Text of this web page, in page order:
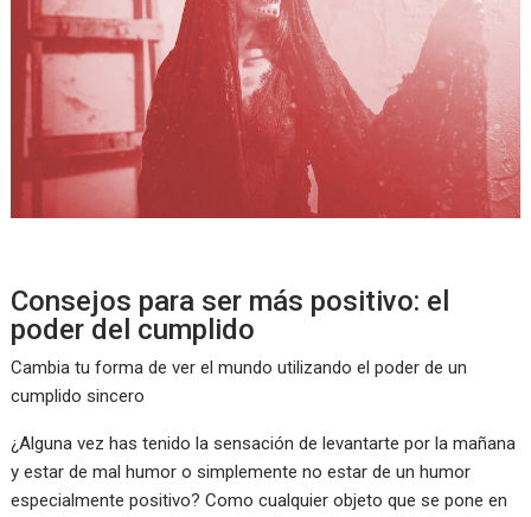
Consejos para ser más positivo: el
poder del cumplido
Cambia tu forma de ver el mundo utilizando el poder de un
cumplido sincero
¿Alguna vez has tenido la sensación de levantarte por la mañana
y estar de mal humor o simplemente no estar de un humor
especialmente positivo? Como cualquier objeto que se pone en